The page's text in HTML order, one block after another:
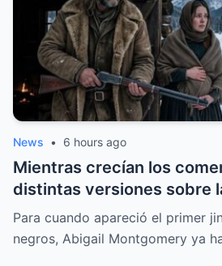
distinto.
News • 6 hours ago
Mientras crecían los
distintas versiones sobre
aquella joven, un
montaña apareció con
Para cuando apareció el primer
negros, Abigail Montgomery ya